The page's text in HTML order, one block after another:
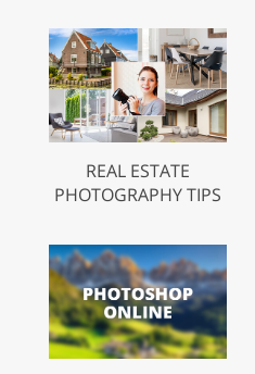
REAL ESTATE
PHOTOGRAPHY TIPS